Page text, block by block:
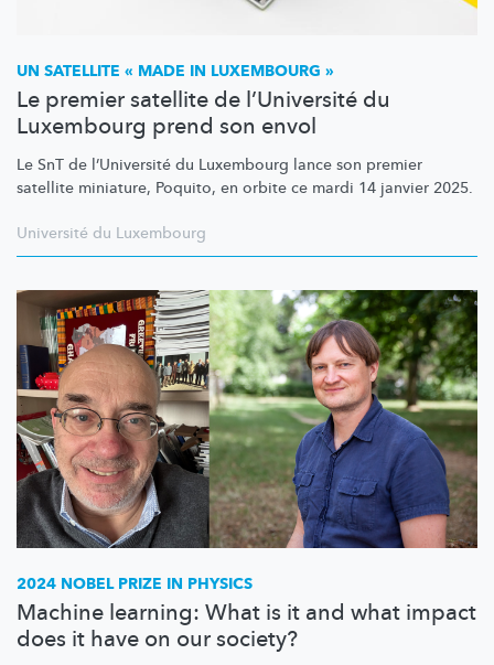
UN SATELLITE « MADE IN LUXEMBOURG »
Le premier satellite de l’Université du
Luxembourg prend son envol
Le SnT de l’Université du Luxembourg lance son premier
satellite miniature, Poquito, en orbite ce mardi 14 janvier 2025.
Université du Luxembourg
2024 NOBEL PRIZE IN PHYSICS
Machine learning: What is it and what impact
does it have on our society?